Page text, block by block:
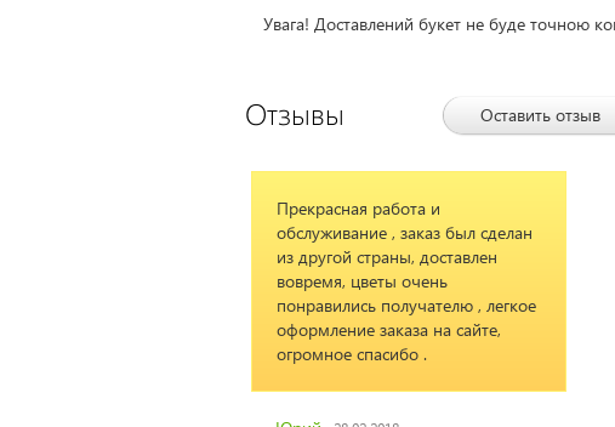
Увага! Доставлений букет не буде точною
Отзывы Оставить отзыв
Прекрасная работа и
обслуживание , заказ был сделан
из другой страны, доставлен
вовремя, цветы очень
понравились получателю , легкое
оформление заказа на сайте,
огромное спасибо .